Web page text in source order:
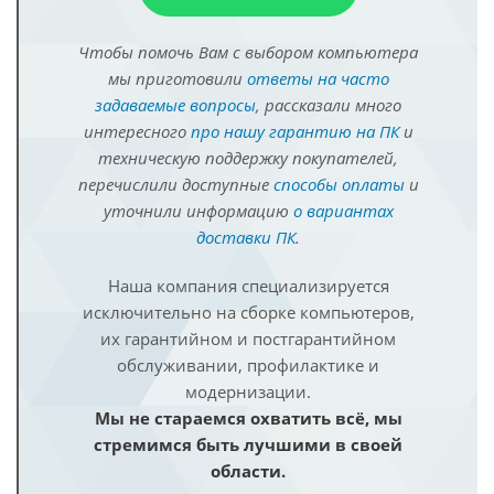
Чтобы помочь Вам с выбором компьютера
мы приготовили ответы на часто
задаваемые вопросы, рассказали много
интересного про нашу гарантию на ПКи
техническую поддержку покупателей,
перечислили доступные способы оплатыи
уточнили информацию о вариантах
доставки ПК.
Наша компания специализируется
исключительно на сборке компьютеров,
их гарантийном и постгарантийном
обслуживании, профилактике и
модернизации.
Мы не стараемся охватить всё, мы
стремимся быть лучшими в своей
области.